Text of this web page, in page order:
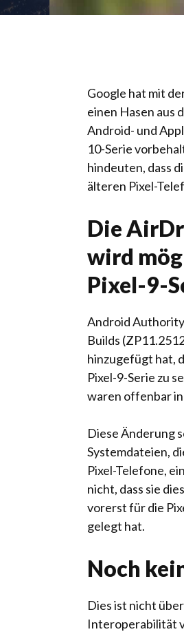
Google hat mit
einen Hasen aus
Android- und
10-Serie
hindeuten, dass
älteren Pixel-
Die
wird
Pixel-9-
Android
Builds
hinzugefügt hat,
Pixel-9-Serie zu
waren offenbar
Diese Änderung
Systemdateien,
Pixel-Telefone,
nicht, dass sie
vorerst für die
gelegt hat.
Noch
Dies ist nicht
Interoperabilität